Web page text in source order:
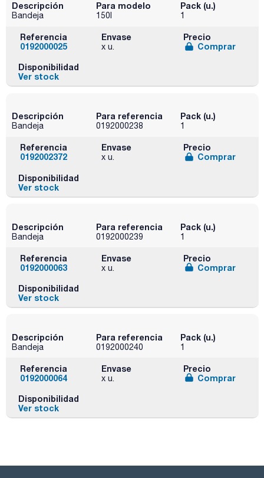
Descripción
Bandeja
Para modelo
150l
Pack (u.)
1
Referencia
0192000025
Envase
x u.
Precio
Comprar
Disponibilidad
Ver stock
Descripción
Bandeja
Para referencia
0192000238
Pack (u.)
1
Referencia
0192002372
Envase
x u.
Precio
Comprar
Disponibilidad
Ver stock
Descripción
Bandeja
Para referencia
0192000239
Pack (u.)
1
Referencia
0192000063
Envase
x u.
Precio
Comprar
Disponibilidad
Ver stock
Descripción
Bandeja
Para referencia
0192000240
Pack (u.)
1
Referencia
0192000064
Envase
x u.
Precio
Comprar
Disponibilidad
Ver stock